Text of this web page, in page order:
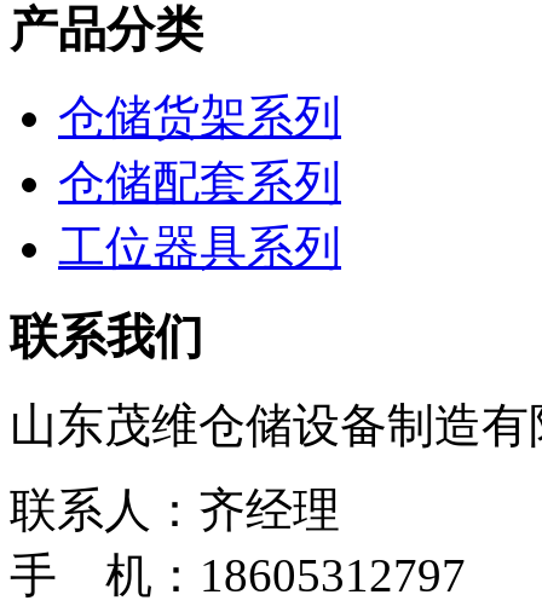
产品分类
仓储货架系列
仓储配套系列
工位器具系列
联系我们
山东茂维仓储设备制造
联系人：齐经理
手 机：18605312797